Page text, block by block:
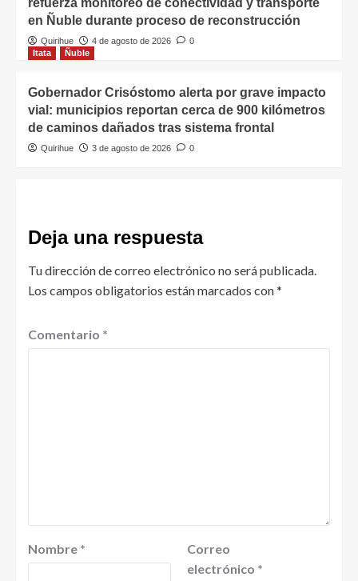
en Ñuble durante proceso de reconstrucción
Quirihue 4 de agosto de 2026
0
Itata
Ñuble
Gobernador Crisóstomo alerta por grave impacto
vial: municipios reportan cerca de 900 kilómetros
de caminos dañados tras sistema frontal
Quirihue 3 de agosto de 2026 0
Deja una respuesta
Tu dirección de correo electrónico no será publicada.
Los campos obligatorios están marcados con*
Comentario *
Nombre *
Correo
electrónico *